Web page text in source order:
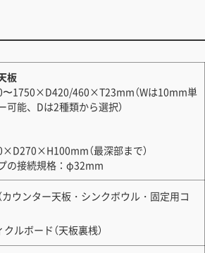
板
〜1750×D420/460×T23mm（Wは10mm単
可能、Dは2種類から選択）
（最深部まで）
の接続規格：φ32mm
カウンター天板・シンクボウル・固定用コ
ルボード（天板裏桟）